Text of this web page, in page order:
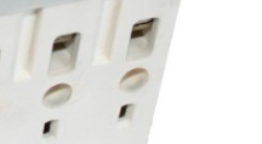
Ширмы
РЗА (шторы)
Штендеры